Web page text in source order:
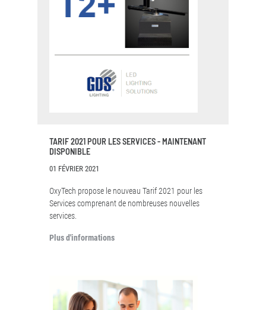
TARIF 2021 POUR LES SERVICES - MAINTENANT
DISPONIBLE
01 FÉVRIER 2021
OxyTech propose le nouveau Tarif 2021 pour les
Services comprenant de nombreuses nouvelles
services.
Plus d'informations